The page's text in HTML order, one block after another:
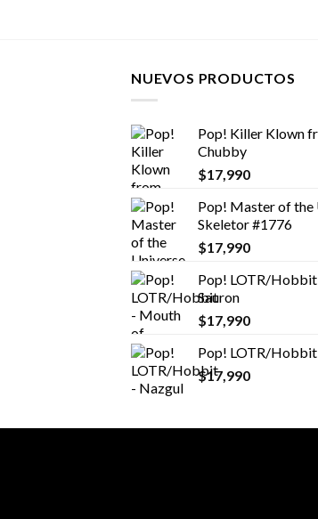
NUEVOS PRODUCTOS
Pop! Killer Klown
Chubby
$17,990
Pop! Master of the
Skeletor #1776
$17,990
Pop! LOTR/
Sauron
$17,990
Pop! LOTR/
$17,990